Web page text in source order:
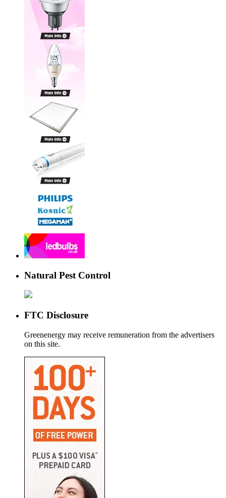
Natural Pest Control
FTC Disclosure
Greenenergy may receive remuneration from the advertisers
on this site.